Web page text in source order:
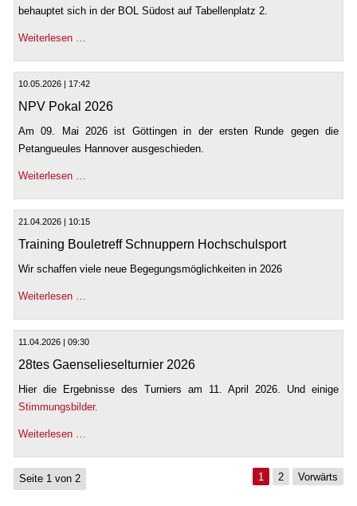
behauptet sich in der BOL Südost auf Tabellenplatz 2.
Weiterlesen …
10.05.2026 | 17:42
NPV Pokal 2026
Am 09. Mai 2026 ist Göttingen in der ersten Runde gegen die
Petangueules Hannover ausgeschieden.
Weiterlesen …
21.04.2026 | 10:15
Training Bouletreff Schnuppern Hochschulsport
Wir schaffen viele neue Begegungsmöglichkeiten in 2026
Weiterlesen …
11.04.2026 | 09:30
28tes Gaenselieselturnier 2026
Hier die Ergebnisse des Turniers am 11. April 2026. Und einige
Stimmungsbilder.
Weiterlesen …
Seite 1 von 2 1 2 Vorwärts